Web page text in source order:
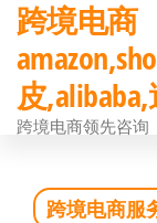
前
往
内
跨境电商
皮
跨境电商领先咨询
跨境电商服